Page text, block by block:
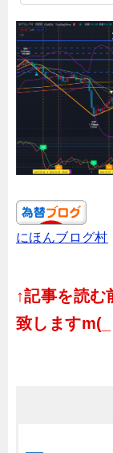
にほんブログ村
↑記事を読む
致します